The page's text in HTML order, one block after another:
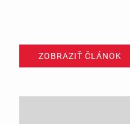
ZOBRAZIŤ ČLÁNOK